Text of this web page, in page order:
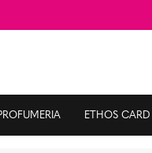
ETHOS CARD